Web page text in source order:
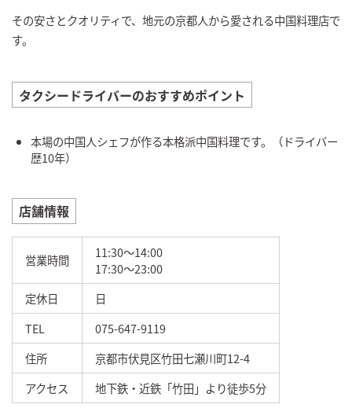
その安さとクオリティで、地元の京都人から愛される中国料理店で
す。
タクシードライバーのおすすめポイント
本場の中国人シェフが作る本格派中国料理です。（ドライバー
歴10年）
店舗情報
営業時間
11:30～14:00
17:30～23:00
定休日
日
TEL
075-647-9119
住所
京都市伏見区竹田七瀬川町12-4
アクセス
地下鉄・近鉄「竹田」より徒歩5分